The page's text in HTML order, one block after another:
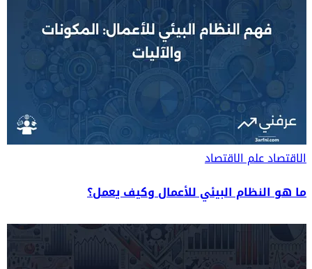
الاقتصادعلم الاقتصاد
ما هو النظام البيئي للأعمال وكيف يعمل؟